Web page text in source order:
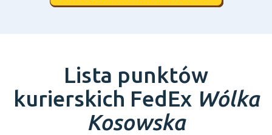
Lista punktów
kurierskich FedEx Wólka
Kosowska